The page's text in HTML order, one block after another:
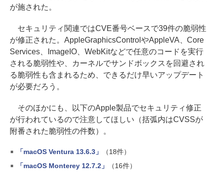
が施された。
セキュリティ関連ではCVE番号ベースで39件の脆弱性
が修正された。AppleGraphicsControlやAppleVA、Core
Services、ImageIO、WebKitなどで任意のコードを実行
される脆弱性や、カーネルでサンドボックスを回避され
る脆弱性も含まれるため、できるだけ早いアップデート
が必要だろう。
そのほかにも、以下のApple製品でセキュリティ修正
が行われているので注意してほしい（括弧内はCVSSが
附番された脆弱性の件数）。
「macOS Ventura 13.6.3」
（18件）
「macOS Monterey 12.7.2」
（16件）